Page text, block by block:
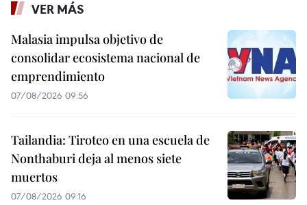
VER MÁS
Malasia impulsa objetivo de
consolidar ecosistema nacional de
emprendimiento
07/08/2026 09:56
Tailandia: Tiroteo en una escuela de
Nonthaburi deja al menos siete
muertos
07/08/2026 09:16